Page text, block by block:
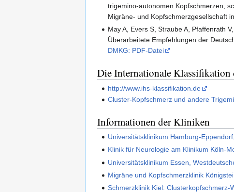
trigemino-autonomen Kopfschmerzen,
Migräne- und Kopfschmerzgesellschaft
May A, Evers S, Straube A, Pfaffenrath
Überarbeitete Empfehlungen der
DMKG: PDF-Datei
Die Internationale
http://www.ihs-klassifikation.de
Cluster-Kopfschmerz und andere
Informationen der Kliniken
Universitätsklinikum Hamburg-
Klinik für Neurologie am Klinikum Köln-
Universitätsklinikum Essen,
Migräne und Kopfschmerzklinik
Schmerzklinik Kiel: Clusterkopfschmerz-